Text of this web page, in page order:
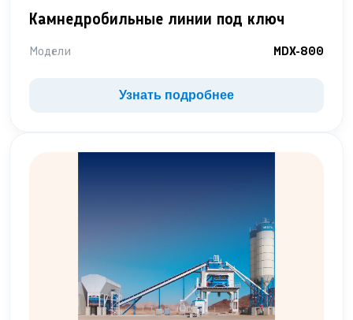
Камнедробильные линии под ключ
Модели MDX-800
Узнать подробнее